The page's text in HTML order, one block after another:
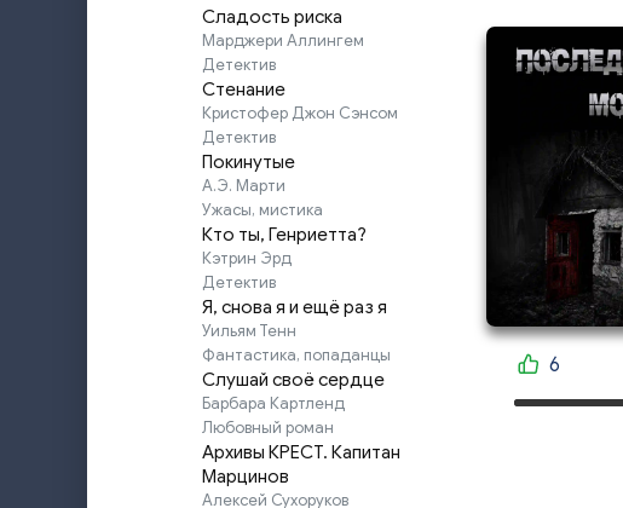
Сладость риска
Марджери Аллингем
Детектив
Стенание
Кристофер Джон Сэнсом
Детектив
Покинутые
А.Э. Марти
Ужасы, мистика
Кто ты, Генриетта?
Кэтрин Эрд
Детектив
Я, снова я и ещё раз я
Уильям Тенн
Фантастика, попаданцы
Слушай своё сердце
Барбара Картленд
Любовный роман
Архивы КРЕСТ. Капитан
Марцинов
Алексей Сухоруков
6